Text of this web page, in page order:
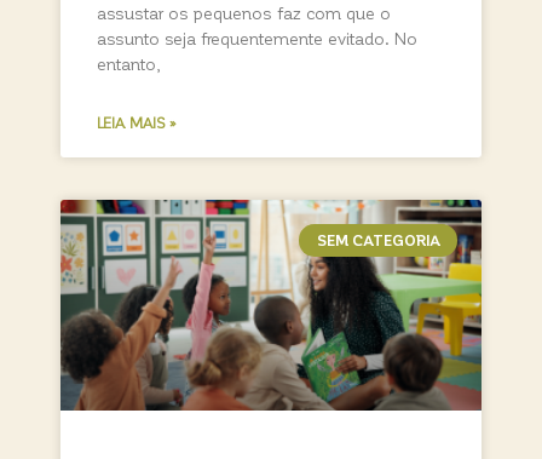
assustar os pequenos faz com que o
assunto seja frequentemente evitado. No
entanto,
LEIA MAIS »
SEM CATEGORIA